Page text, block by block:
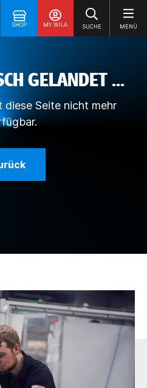
SHOP MY WILA SUCHE MENÜ
GELANDET ...
diese Seite nicht mehr